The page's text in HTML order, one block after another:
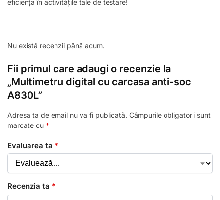
eficiența în activitățile tale de testare!
Nu există recenzii până acum.
Fii primul care adaugi o recenzie la
„Multimetru digital cu carcasa anti-soc
A830L”
Adresa ta de email nu va fi publicată. Câmpurile obligatorii sunt
marcate cu *
Evaluarea ta *
Recenzia ta *